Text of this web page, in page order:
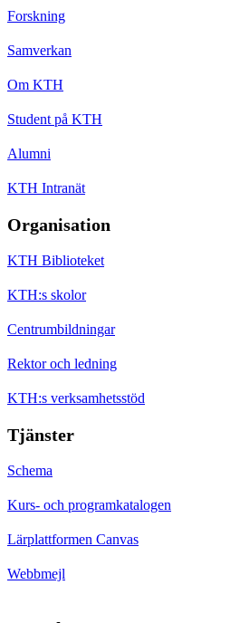
Forskning
Samverkan
Om KTH
Student på KTH
Alumni
KTH Intranät
Organisation
KTH Biblioteket
KTH:s skolor
Centrumbildningar
Rektor och ledning
KTH:s verksamhetsstöd
Tjänster
Schema
Kurs- och programkatalogen
Lärplattformen Canvas
Webbmejl